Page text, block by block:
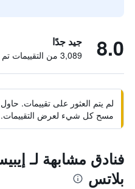
8.0 جيد جدًا
3,089 من التقييمات تم التحقق منها
لم يتم العثور على تقييمات.
مسح كل شيء لعرض التقييمات.
فنادق مشابهة لـ
بلاتس